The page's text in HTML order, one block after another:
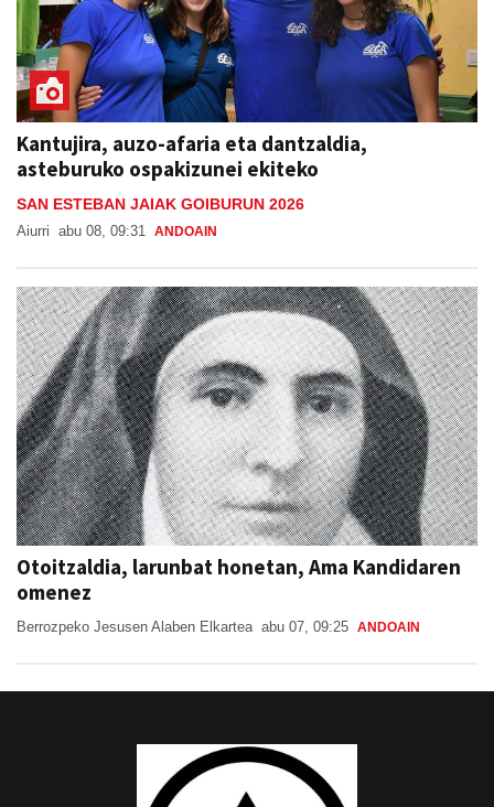
Kantujira, auzo-afaria eta dantzaldia,
asteburuko ospakizunei ekiteko
SAN ESTEBAN JAIAK GOIBURUN 2026
Aiurri abu 08, 09:31 ANDOAIN
Otoitzaldia, larunbat honetan, Ama Kandidaren
omenez
Berrozpeko Jesusen Alaben Elkartea abu 07, 09:25 ANDOAIN